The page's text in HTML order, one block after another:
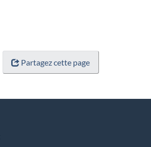
Partagez cette page